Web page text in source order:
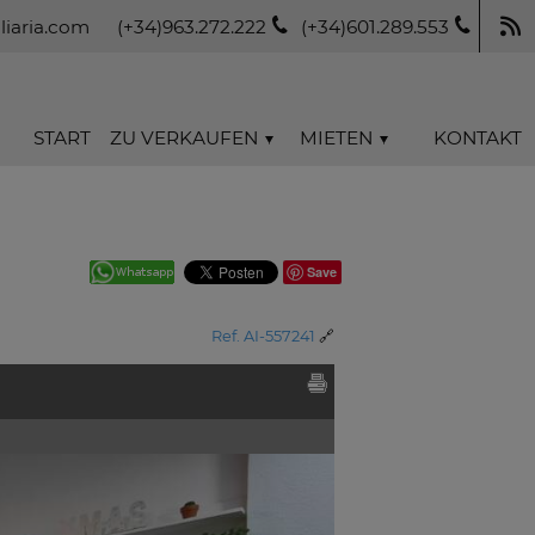
(+34)963.272.222 (+34)601.289.553
START ZU VERKAUFEN MIETEN KONTAKT
Save
Ref. AI-557241 🔗